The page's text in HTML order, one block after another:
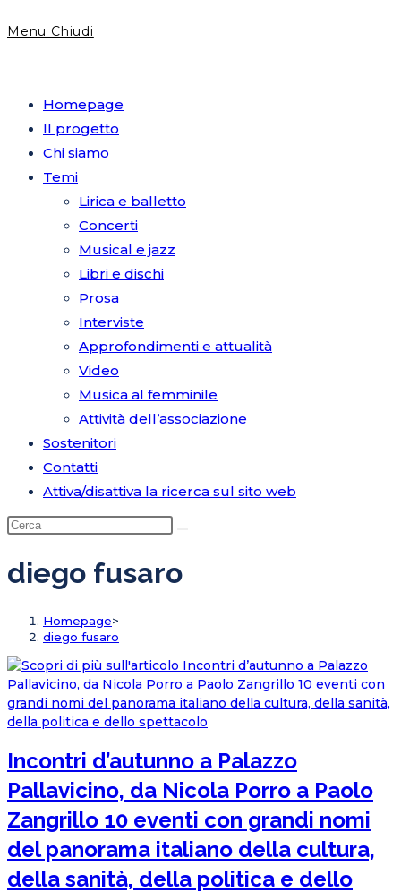
Menu Chiudi
Homepage
Il progetto
Chi siamo
Temi
Lirica e balletto
Concerti
Musical e jazz
Libri e dischi
Prosa
Interviste
Approfondimenti e attualità
Video
Musica al femminile
Attività dell’associazione
Sostenitori
Contatti
Attiva/disattiva la ricerca sul sito web
diego fusaro
Homepage>
diego fusaro
Incontri d’autunno a Palazzo
Pallavicino, da Nicola Porro a Paolo
Zangrillo 10 eventi con grandi nomi
del panorama italiano della cultura,
della sanità, della politica e dello